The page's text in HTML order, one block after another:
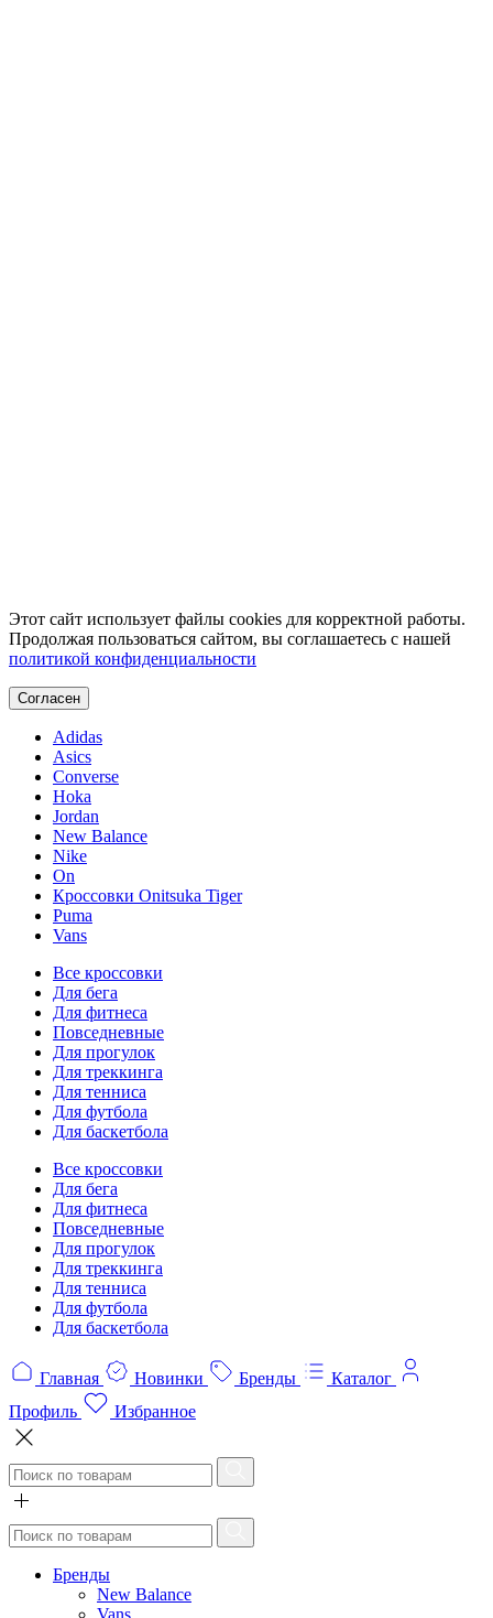
Этот сайт использует файлы cookies для корректной работы.
Продолжая пользоваться сайтом, вы соглашаетесь с нашей
политикой конфиденциальности
Согласен
Adidas
Asics
Converse
Hoka
Jordan
New Balance
Nike
On
Кроссовки Onitsuka Tiger
Puma
Vans
Все кроссовки
Для бега
Для фитнеса
Повседневные
Для прогулок
Для треккинга
Для тенниса
Для футбола
Для баскетбола
Все кроссовки
Для бега
Для фитнеса
Повседневные
Для прогулок
Для треккинга
Для тенниса
Для футбола
Для баскетбола
Главная Новинки Бренды
Каталог
Профиль
Избранное
Бренды
New Balance
Vans